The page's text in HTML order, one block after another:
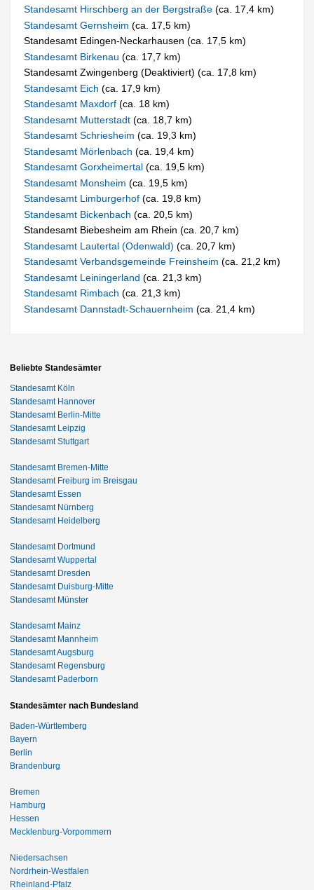
Standesamt Hirschberg an der Bergstraße(ca. 17,4 km)
Standesamt Gernsheim(ca. 17,5 km)
Standesamt Edingen-Neckarhausen (ca. 17,5 km)
Standesamt Birkenau(ca. 17,7 km)
Standesamt Zwingenberg (Deaktiviert) (ca. 17,8 km)
Standesamt Eich(ca. 17,9 km)
Standesamt Maxdorf(ca. 18 km)
Standesamt Mutterstadt(ca. 18,7 km)
Standesamt Schriesheim(ca. 19,3 km)
Standesamt Mörlenbach(ca. 19,4 km)
Standesamt Gorxheimertal(ca. 19,5 km)
Standesamt Monsheim(ca. 19,5 km)
Standesamt Limburgerhof(ca. 19,8 km)
Standesamt Bickenbach(ca. 20,5 km)
Standesamt Biebesheim am Rhein (ca. 20,7 km)
Standesamt Lautertal (Odenwald)(ca. 20,7 km)
Standesamt Verbandsgemeinde Freinsheim(ca. 21,2 km)
Standesamt Leiningerland(ca. 21,3 km)
Standesamt Rimbach(ca. 21,3 km)
Standesamt Dannstadt-Schauernheim(ca. 21,4 km)
Beliebte Standesämter
Standesamt Köln
Standesamt Hannover
Standesamt Berlin-Mitte
Standesamt Leipzig
Standesamt Stuttgart
Standesamt Bremen-Mitte
Standesamt Freiburg im Breisgau
Standesamt Essen
Standesamt Nürnberg
Standesamt Heidelberg
Standesamt Dortmund
Standesamt Wuppertal
Standesamt Dresden
Standesamt Duisburg-Mitte
Standesamt Münster
Standesamt Mainz
Standesamt Mannheim
Standesamt Augsburg
Standesamt Regensburg
Standesamt Paderborn
Standesämter nach Bundesland
Baden-Württemberg
Bayern
Berlin
Brandenburg
Bremen
Hamburg
Hessen
Mecklenburg-Vorpommern
Niedersachsen
Nordrhein-Westfalen
Rheinland-Pfalz